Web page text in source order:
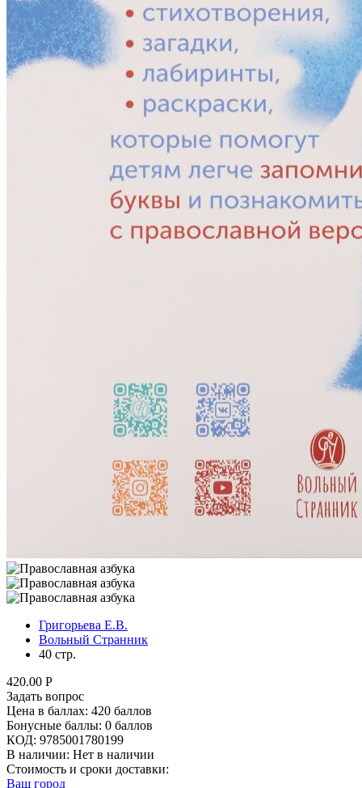
Григорьева Е.В.
Вольный Странник
40 стр.
420.00 Р
Задать вопрос
Цена в баллах: 420 баллов
Бонусные баллы: 0 баллов
КОД: 9785001780199
В наличии: Нет в наличии
Стоимость и сроки доставки:
Ваш город